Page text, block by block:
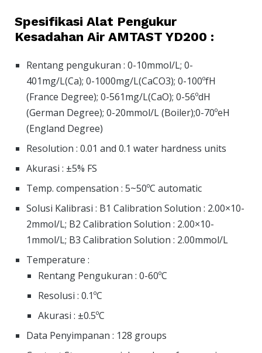
Spesifikasi Alat Pengukur
Kesadahan Air AMTAST YD200 :
Rentang pengukuran : 0-10mmol/L; 0-
401mg/L(Ca); 0-1000mg/L(CaCO3); 0-100ºfH
(France Degree); 0-561mg/L(CaO); 0-56ºdH
(German Degree); 0-20mmol/L (Boiler);0-70ºeH
(England Degree)
Resolution : 0.01 and 0.1 water hardness units
Akurasi : ±5% FS
Temp. compensation : 5~50ºC automatic
Solusi Kalibrasi : B1 Calibration Solution : 2.00×10-
2mmol/L; B2 Calibration Solution : 2.00×10-
1mmol/L; B3 Calibration Solution : 2.00mmol/L
Temperature :
Rentang Pengukuran : 0-60ºC
Resolusi : 0.1ºC
Akurasi : ±0.5ºC
Data Penyimpanan : 128 groups